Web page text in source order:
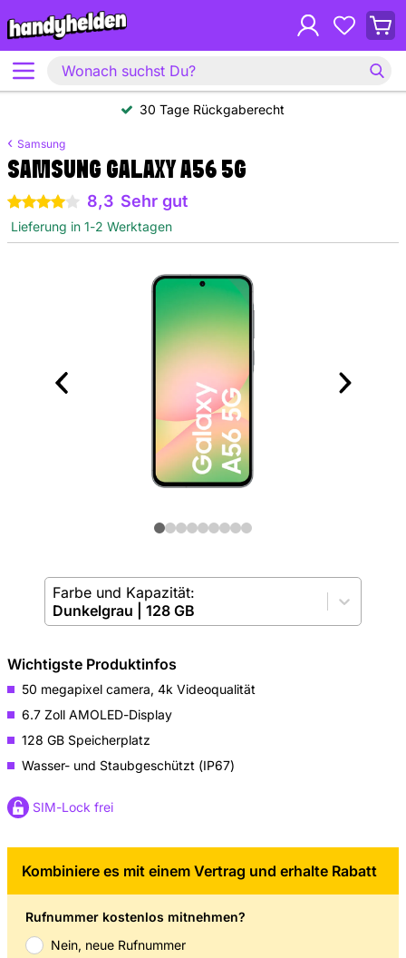
30 Tage Rückgaberecht
Samsung
SAMSUNG GALAXY A56 5G
4 Sterne8,3 Sehr gut
Lieferung in 1-2 Werktagen
Farbe und Kapazität:
Dunkelgrau
128 GB
Wichtigste Produktinfos
50 megapixel camera, 4k Videoqualität
6.7 Zoll AMOLED-Display
128 GB Speicherplatz
Wasser- und Staubgeschützt (IP67)
SIM-Lock frei
Kombiniere es mit einem Vertrag und erhalte Rabatt
Rufnummer kostenlos mitnehmen?
Nein, neue Rufnummer